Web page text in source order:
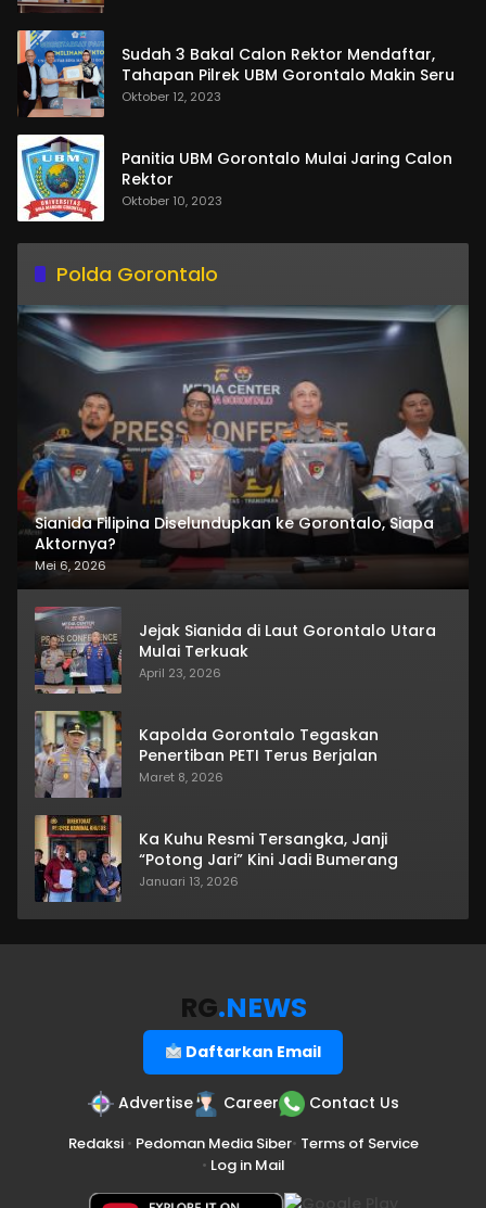
Sudah 3 Bakal Calon Rektor Mendaftar,
Tahapan Pilrek UBM Gorontalo Makin Seru
Oktober 12, 2023
Panitia UBM Gorontalo Mulai Jaring Calon
Rektor
Oktober 10, 2023
Polda Gorontalo
Sianida Filipina Diselundupkan ke Gorontalo, Siapa
Aktornya?
Mei 6, 2026
Jejak Sianida di Laut Gorontalo Utara
Mulai Terkuak
April 23, 2026
Kapolda Gorontalo Tegaskan
Penertiban PETI Terus Berjalan
Maret 8, 2026
Ka Kuhu Resmi Tersangka, Janji
“Potong Jari” Kini Jadi Bumerang
Januari 13, 2026
RG.NEWS
Daftarkan Email
Advertise Career Contact Us
Redaksi• Pedoman Media Siber• Terms of Service
• Log in Mail